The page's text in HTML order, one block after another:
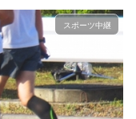
スポーツ中継